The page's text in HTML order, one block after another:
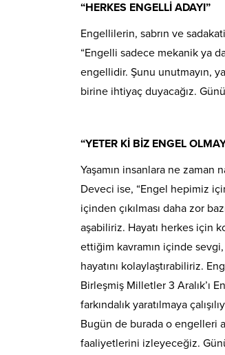
“HERKES ENGELLİ ADAYI”
Engellilerin, sabrın ve
“Engelli sadece mekanik ya
engellidir. Şunu unutmayın,
birine ihtiyaç duyacağız.
“YETER Kİ BİZ ENGEL
Yaşamın insanlara ne zaman
Deveci ise, “Engel hepimiz
içinden çıkılması daha zor
aşabiliriz. Hayatı herkes için
ettiğim kavramın içinde
hayatını kolaylaştırabiliriz.
Birleşmiş Milletler 3 Aralık’ı
farkındalık yaratılmaya
Bugün de burada o engelleri
faaliyetlerini izleyeceğiz.